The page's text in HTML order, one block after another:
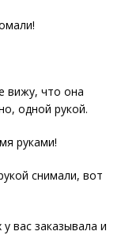
вижу, что она
одной рукой.
руками!
снимали, вот
вас заказывала и